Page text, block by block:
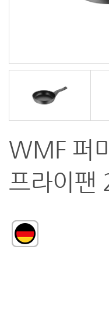
WMF 퍼
프라이팬